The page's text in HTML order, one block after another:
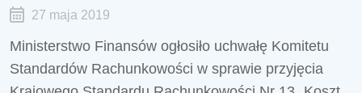
27 maja 2019
Ministerstwo Finansów ogłosiło uchwałę Komitetu
Standardów Rachunkowości w sprawie przyjęcia